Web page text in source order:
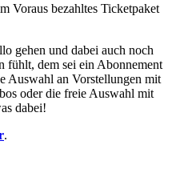
Voraus bezahltes Ticketpaket
gehen und dabei auch noch
fühlt, dem sei ein Abonnement
Auswahl an Vorstellungen mit
oder die freie Auswahl mit
dabei!
.